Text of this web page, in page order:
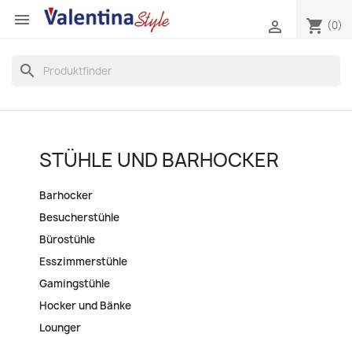
 shopping_cart (0)

search
STÜHLE UND BARHOCKER
Barhocker
Besucherstühle
Bürostühle
Esszimmerstühle
Gamingstühle
Hocker und Bänke
Lounger